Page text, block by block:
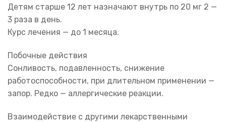
Детям старше 12 лет назначают внутрь по 20 мг 2 —
3 раза в день.
Курс лечения — до 1 месяца.
Побочные действия
Сонливость, подавленность, снижение
работоспособности, при длительном применении —
запор. Редко — аллергические реакции.
Взаимодействие с другими лекарственными